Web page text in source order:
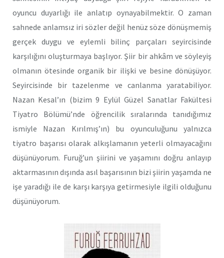
oyuncu duyarlığı ile anlatıp oynayabilmektir. O zaman
sahnede anlamsız iri sözler değil henüz söze dönüşmemiş
gerçek duygu ve eylemli bilinç parçaları seyircisinde
karşılığını oluşturmaya başlıyor. Şiir bir ahkâm ve söyleyiş
olmanın ötesinde organik bir ilişki ve besine dönüşüyor.
Seyircisinde bir tazelenme ve canlanma yaratabiliyor.
Nazan Kesal’ın (bizim 9 Eylül Güzel Sanatlar Fakültesi
Tiyatro Bölümü’nde öğrencilik sıralarında tanıdığımız
ismiyle Nazan Kırılmış’ın) bu oyunculuğunu yalnızca
tiyatro başarısı olarak alkışlamanın yeterli olmayacağını
düşünüyorum. Furuğ’un şiirini ve yaşamını doğru anlayıp
aktarmasının dışında asıl başarısının bizi şiirin yaşamda ne
işe yaradığı ile de karşı karşıya getirmesiyle ilgili olduğunu
düşünüyorum.